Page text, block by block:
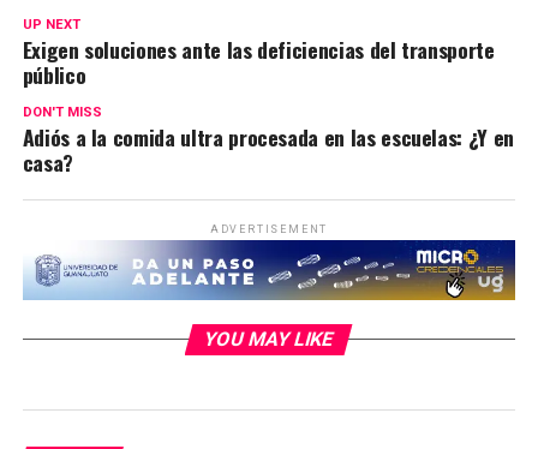
UP NEXT
Exigen soluciones ante las deficiencias del transporte
público
DON'T MISS
Adiós a la comida ultra procesada en las escuelas: ¿Y en
casa?
ADVERTISEMENT
YOU MAY LIKE